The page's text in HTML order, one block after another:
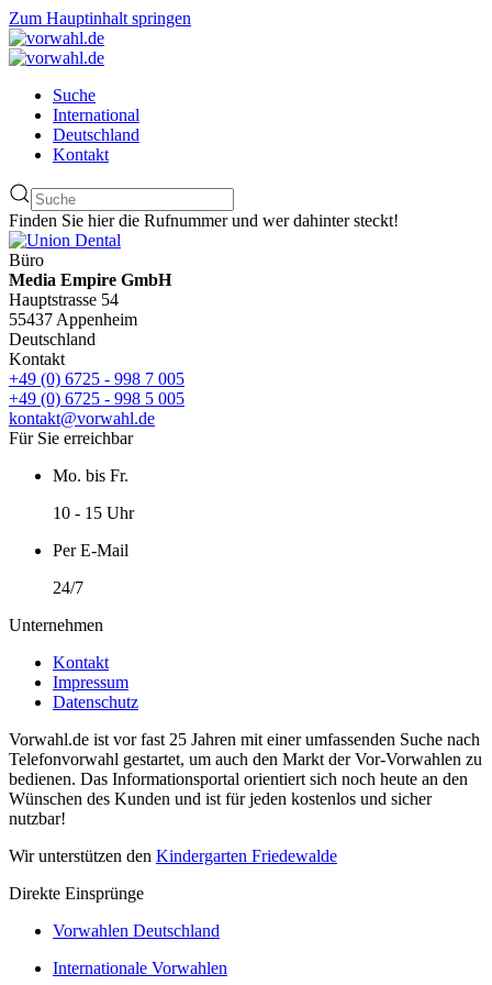
Zum Hauptinhalt springen
Suche
International
Deutschland
Kontakt
Finden Sie hier die Rufnummer und wer dahinter steckt!
Büro
Media Empire GmbH
Hauptstrasse 54
55437 Appenheim
Deutschland
Kontakt
+49 (0) 6725 - 998 7 005
+49 (0) 6725 - 998 5 005
kontakt@vorwahl.de
Für Sie erreichbar
Mo. bis Fr.
10 - 15 Uhr
Per E-Mail
24/7
Unternehmen
Kontakt
Impressum
Datenschutz
Vorwahl.de ist vor fast 25 Jahren mit einer umfassenden Suche nach
Telefonvorwahl gestartet, um auch den Markt der Vor-Vorwahlen zu
bedienen. Das Informationsportal orientiert sich noch heute an den
Wünschen des Kunden und ist für jeden kostenlos und sicher
nutzbar!
Wir unterstützen den Kindergarten Friedewalde
Direkte Einsprünge
Vorwahlen Deutschland
Internationale Vorwahlen